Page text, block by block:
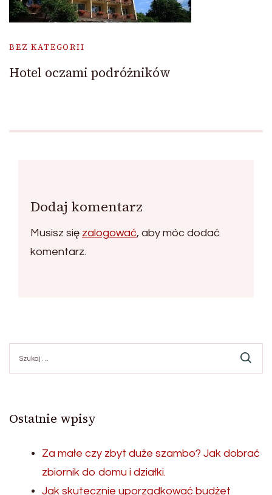
BEZ KATEGORII
Hotel oczami podróżników
Dodaj komentarz
Musisz się zalogować, aby móc dodać
komentarz.
Ostatnie wpisy
Za małe czy zbyt duże szambo? Jak dobrać
zbiornik do domu i działki.
Jak skutecznie uporządkować budżet